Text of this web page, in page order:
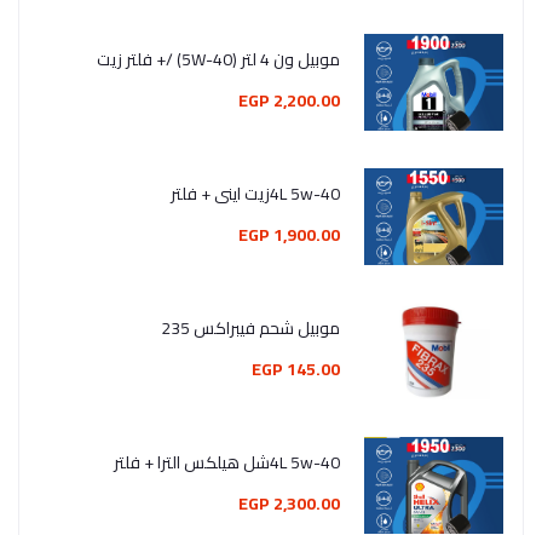
موبيل ون 4 لتر (5W-40) /+ فلتر زيت
2,200.00 EGP
4L 5w-40زيت اينى + فلتر
1,900.00 EGP
موبيل شحم فيبراكس 235
145.00 EGP
4L 5w-40شل هيلكس الترا + فلتر
2,300.00 EGP